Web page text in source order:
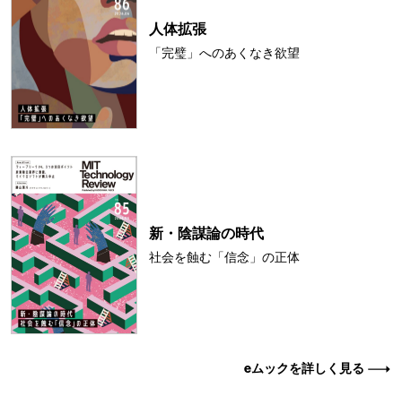
人体拡張
「完璧」へのあくなき欲望
新・陰謀論の時代
社会を蝕む「信念」の正体
eムックを詳しく見る